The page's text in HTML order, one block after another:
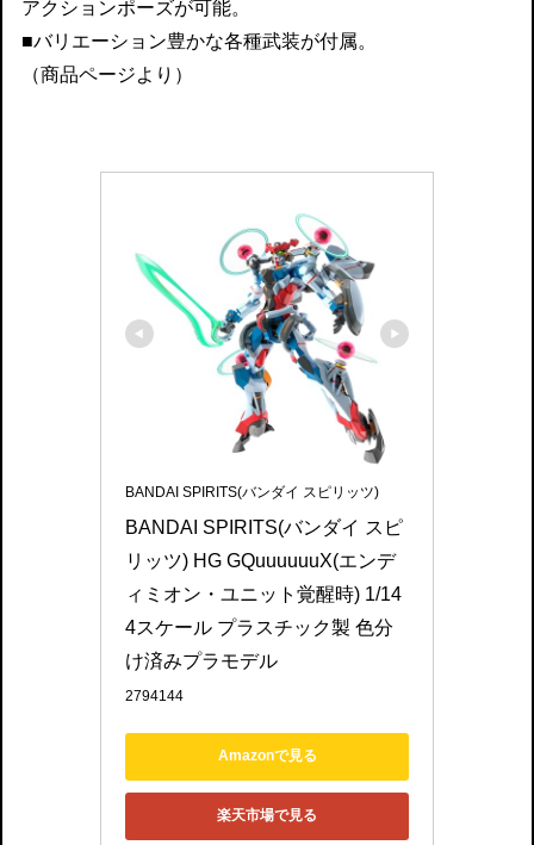
アクションポーズが可能。
■バリエーション豊かな各種武装が付属。
（商品ページより）
BANDAI SPIRITS(バンダイ スピリッツ)
BANDAI SPIRITS(バンダイ スピ
リッツ) HG GQuuuuuuX(エンデ
ィミオン・ユニット覚醒時) 1/14
4スケール プラスチック製 色分
け済みプラモデル
2794144
Amazonで見る
楽天市場で見る